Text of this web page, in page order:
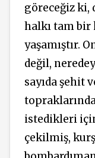
göreceğiz ki,
halkı tam bir
yaşamıştır.
değil,
sayıda şehit
istedikleri
çekilmiş,